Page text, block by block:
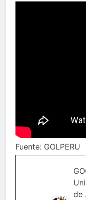
Fuente: GOLPERU
de